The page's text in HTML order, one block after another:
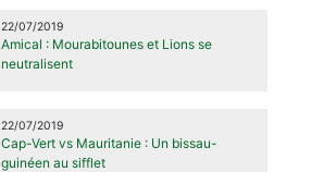
22/07/2019
Amical : Mourabitounes et Lions se
neutralisent
22/07/2019
Cap-Vert vs Mauritanie : Un bissau-
guinéen au sifflet